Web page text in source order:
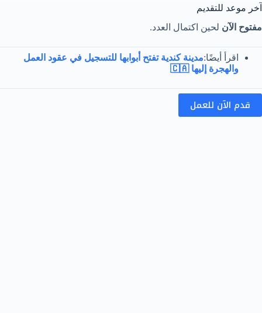
آخر موعد للتقديم
مفتوح الآن لحين اكتمال العدد.
اقرأ أيضًا:مدينة كندية تفتح أبوابها للتسجيل في عقود العمل
والهجرة إليها 🇨🇦
قدم الآن للعمل